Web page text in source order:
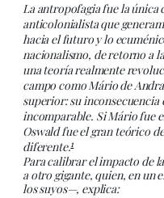
La antropofagia fue la
anticolonialista que
hacia el futuro y lo
nacionalismo, de retorno a
una teoría realmente
campo como Mário de
superior: su
incomparable. Si Mário fue
Oswald fue el gran teórico
diferente.1
Para calibrar el impacto de
a otro gigante, quien, en un
los suyos—, explica: